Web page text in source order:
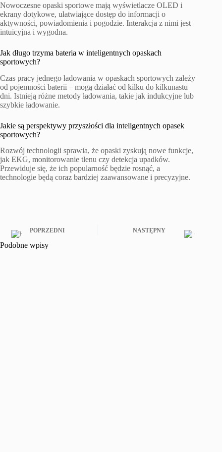
Nowoczesne opaski sportowe mają wyświetlacze OLED i
ekrany dotykowe, ułatwiające dostęp do informacji o
aktywności, powiadomienia i pogodzie. Interakcja z nimi jest
intuicyjna i wygodna.
Jak długo trzyma bateria w inteligentnych opaskach
sportowych?
Czas pracy jednego ładowania w opaskach sportowych zależy
od pojemności baterii – mogą działać od kilku do kilkunastu
dni. Istnieją różne metody ładowania, takie jak indukcyjne lub
szybkie ładowanie.
Jakie są perspektywy przyszłości dla inteligentnych opasek
sportowych?
Rozwój technologii sprawia, że opaski zyskują nowe funkcje,
jak EKG, monitorowanie tlenu czy detekcja upadków.
Przewiduje się, że ich popularność będzie rosnąć, a
technologie będą coraz bardziej zaawansowane i precyzyjne.
POPRZEDNI NASTĘPNY
Podobne wpisy